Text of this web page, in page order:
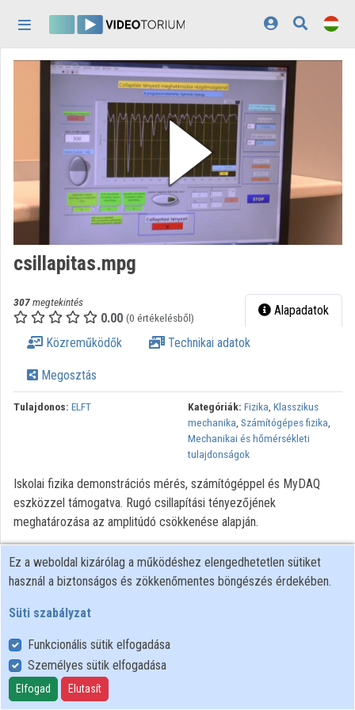
Kezdőlap
Felfedezés
Kategóriák
Lejátszási listák
Közreműködők
Megjelenés:
csillapitas.mpg
307megtekintés
0.00 (0 értékelésből) Alapadatok
Közreműködők Technikai adatok
Megosztás
Tulajdonos: ELFT Kategóriák: Fizika, Klasszikus
mechanika, Számítógépes fizika,
Mechanikai és hőmérsékleti
tulajdonságok
Iskolai fizika demonstrációs mérés, számítógéppel és MyDAQ
eszközzel támogatva. Rugó csillapítási tényezőjének
meghatározása az amplitúdó csökkenése alapján.
Szerző: Gyermán György középiskolai tanár Felvételt készítette:
Málnás Szilárd Szent József Gimnázium Debrecen, 2015
Felhasználói szabályzat
Adatkezelési tájékoztató
Süti szabályzat
Ez a weboldal kizárólag a működéshez elengedhetetlen sütiket
használ a biztonságos és zökkenőmentes böngészés érdekében.
Süti szabályzat
Funkcionális sütik elfogadása
Személyes sütik elfogadása
Elfogad Elutasít